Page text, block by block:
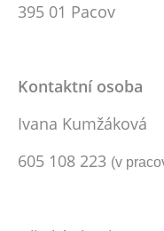
395 01 Pacov
Kontaktní osoba
Ivana Kumžáková
605 108 223 (v